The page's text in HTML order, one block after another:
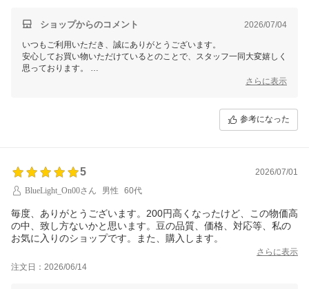
ショップからのコメント 2026/07/04
いつもご利用いただき、誠にありがとうございます。
安心してお買い物いただけているとのことで、スタッフ一同大変嬉しく
思っております。
今後も変わらぬ品質とサービスの提供を目指してまいりますので、ぜひ
さらに表示
参考になった
5
2026/07/01
BlueLight_On00さん
男性 60代
毎度、ありがとうございます。200円高くなったけど、この物価高
の中、致し方ないかと思います。豆の品質、価格、対応等、私の
お気に入りのショップです。また、購入します。
さらに表示
注文日：2026/06/14